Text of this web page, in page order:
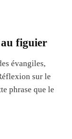
figuier
évangiles,
sur le
phrase que le